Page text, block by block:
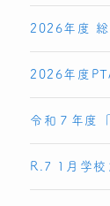
2026年度
2026年度
令和７年度
R.7 1月学校